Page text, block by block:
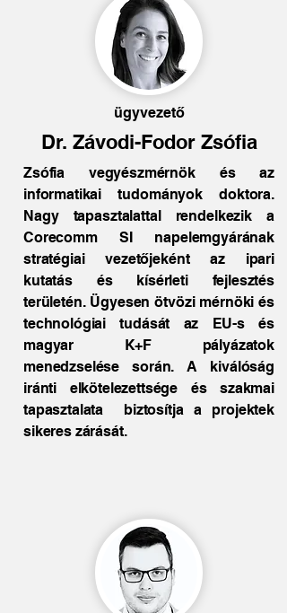
ügyvezető
Dr. Závodi-Fodor Zsófia
Zsófia vegyészmérnök és az
informatikai tudományok doktora.
Nagy tapasztalattal rendelkezik a
Corecomm SI napelemgyárának
stratégiai vezetőjeként az ipari
kutatás és kísérleti fejlesztés
területén. Ügyesen ötvözi mérnöki és
technológiai tudását az EU-s és
magyar K+F pályázatok
menedzselése során. A kiválóság
iránti elkötelezettsége és szakmai
tapasztalata biztosítja a projektek
sikeres zárását.